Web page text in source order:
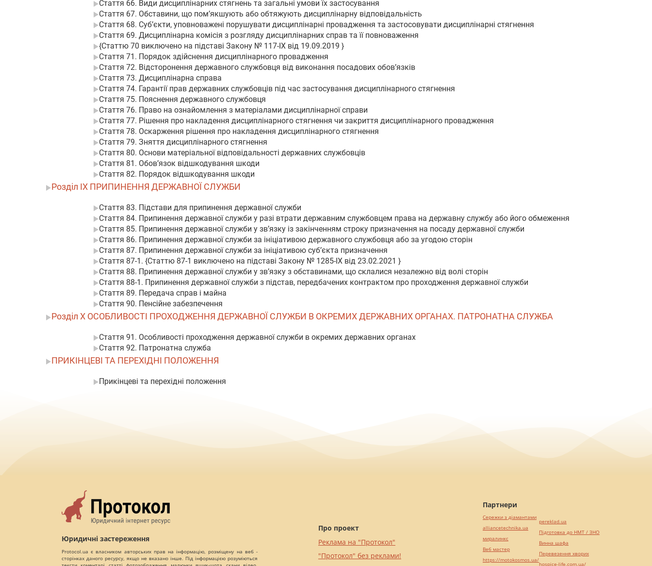
Стаття 66. Види дисциплінарних стягнень та загальні умови їх застосування
Стаття 67. Обставини, що пом’якшують або обтяжують дисциплінарну відповідальність
Стаття 68. Суб’єкти, уповноважені порушувати дисциплінарні провадження та застосовувати дисциплінарні стягнення
Стаття 69. Дисциплінарна комісія з розгляду дисциплінарних справ та її повноваження
{Статтю 70 виключено на підставі Закону № 117-IX від 19.09.2019 }
Стаття 71. Порядок здійснення дисциплінарного провадження
Стаття 72. Відсторонення державного службовця від виконання посадових обов’язків
Стаття 73. Дисциплінарна справа
Стаття 74. Гарантії прав державних службовців під час застосування дисциплінарного стягнення
Стаття 75. Пояснення державного службовця
Стаття 76. Право на ознайомлення з матеріалами дисциплінарної справи
Стаття 77. Рішення про накладення дисциплінарного стягнення чи закриття дисциплінарного провадження
Стаття 78. Оскарження рішення про накладення дисциплінарного стягнення
Стаття 79. Зняття дисциплінарного стягнення
Стаття 80. Основи матеріальної відповідальності державних службовців
Стаття 81. Обов’язок відшкодування шкоди
Стаття 82. Порядок відшкодування шкоди
Розділ IX ПРИПИНЕННЯ ДЕРЖАВНОЇ СЛУЖБИ
Стаття 83. Підстави для припинення державної служби
Стаття 84. Припинення державної служби у разі втрати державним службовцем права на державну службу або його обмеження
Стаття 85. Припинення державної служби у зв’язку із закінченням строку призначення на посаду державної служби
Стаття 86. Припинення державної служби за ініціативою державного службовця або за угодою сторін
Стаття 87. Припинення державної служби за ініціативою суб’єкта призначення
Стаття 87-1. {Статтю 87-1 виключено на підставі Закону № 1285-IX від 23.02.2021 }
Стаття 88. Припинення державної служби у зв’язку з обставинами, що склалися незалежно від волі сторін
Стаття 88-1. Припинення державної служби з підстав, передбачених контрактом про проходження державної служби
Стаття 89. Передача справ і майна
Стаття 90. Пенсійне забезпечення
Розділ X ОСОБЛИВОСТІ ПРОХОДЖЕННЯ ДЕРЖАВНОЇ СЛУЖБИ В ОКРЕМИХ ДЕРЖАВНИХ ОРГАНАХ. ПАТРОНАТНА СЛУЖБА
Стаття 91. Особливості проходження державної служби в окремих державних органах
Стаття 92. Патронатна служба
ПРИКІНЦЕВІ ТА ПЕРЕХІДНІ ПОЛОЖЕННЯ
Прикінцеві та перехідні положення
Юридичні застереження
Protocol.ua є власником авторських прав на інформацію, розміщену на веб -
сторінках даного ресурсу, якщо не вказано інше. Під інформацією розуміються
Про проект
Реклама на "Протокол"
"Протокол" без реклами!
Партнери
Сережки з діамантами
alliancetechnika.ua
миралинкс
Веб мастер
https://motokosmos.ua/
pereklad.ua
Підготовка до НМТ / ЗНО
Винна шафа
Перевезення хворих
hospice-life.com.ua/